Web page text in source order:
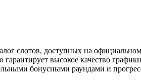
слотов, доступных на
высокое качество
бонусными раундами и